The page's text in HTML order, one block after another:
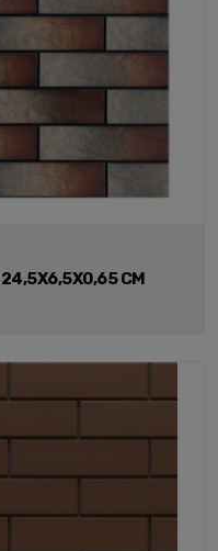
24,5X6,5X0,65 CM